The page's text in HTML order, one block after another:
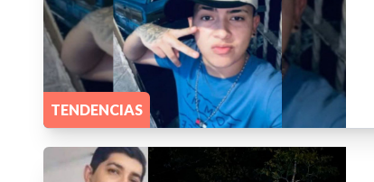
TENDENCIAS